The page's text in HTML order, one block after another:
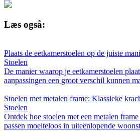
Læs også:
Plaats de eetkamerstoelen op de juiste
Stoelen
De manier waarop je eetkamerstoelen
aanpassingen een groot verschil kunnen
Stoelen met metalen frame: Klassieke
Stoelen
Ontdek hoe stoelen met een metalen
passen moeiteloos in uiteenlopende